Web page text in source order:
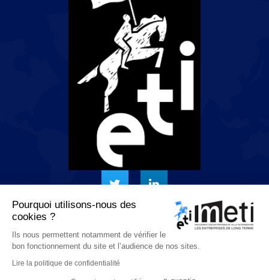
54 rue de Varenne, 75007 Paris
+33 9 78 80 32 95
Pourquoi utilisons-nous des
cookies ?
Ils nous permettent notamment de vérifier le
bon fonctionnement du site et l’audience de nos sites.
Lire la politique de confidentialité